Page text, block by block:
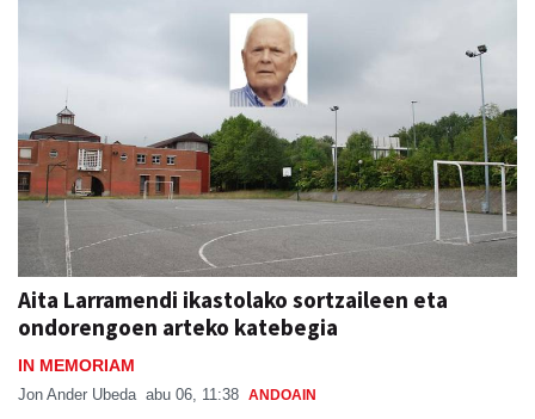
Aita Larramendi ikastolako sortzaileen eta
ondorengoen arteko katebegia
IN MEMORIAM
Jon Ander Ubeda ANDOAIN